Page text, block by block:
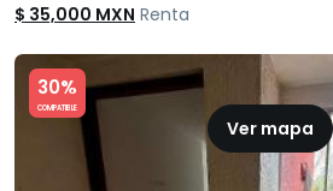
$ 35,000 MXN Renta
30%
COMPATIBLE
Slide 1 of 5
Ver mapa